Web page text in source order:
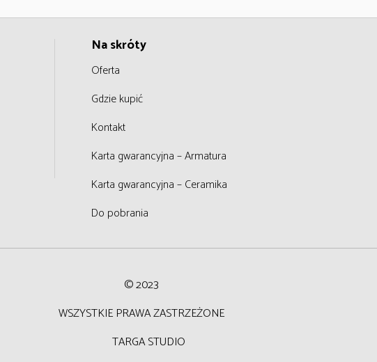
Na skróty
Oferta
Gdzie kupić
Kontakt
Karta gwarancyjna – Armatura
Karta gwarancyjna – Ceramika
Do pobrania
© 2023
WSZYSTKIE PRAWA ZASTRZEŻONE
TARGA STUDIO